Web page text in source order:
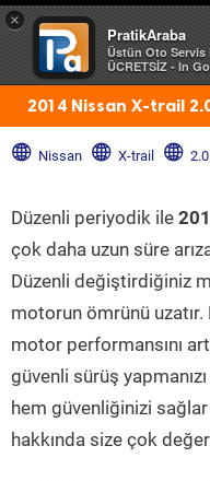
×
PratikAraba
Üstün Oto Servis
ÜCRETSİZ - In
2014 Nissan X-trail
Nissan X-trail
Düzenli periyodik ile
çok daha uzun süre
Düzenli değiştirdiğiniz
motorun ömrünü
motor performansını
güvenli sürüş
hem güvenliğinizi sağlar
hakkında size çok